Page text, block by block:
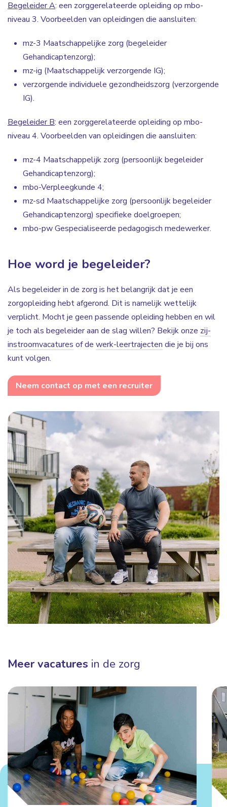
Begeleider A: een zorggerelateerde opleiding op mbo-
niveau 3. Voorbeelden van opleidingen die aansluiten:
mz-3 Maatschappelijke zorg (begeleider
Gehandicaptenzorg);
mz-ig (Maatschappelijk verzorgende IG);
verzorgende individuele gezondheidszorg (verzorgende
IG).
Begeleider B: een zorggerelateerde opleiding op mbo-
niveau 4. Voorbeelden van opleidingen die aansluiten:
mz-4 Maatschappelijk zorg (persoonlijk begeleider
Gehandicaptenzorg);
mbo-Verpleegkunde 4;
mz-sd Maatschappelijke zorg (persoonlijk begeleider
Gehandicaptenzorg) specifieke doelgroepen;
mbo-pw Gespecialiseerde pedagogisch medewerker.
Hoe word je begeleider?
Als begeleider in de zorg is het belangrijk dat je een
zorgopleiding hebt afgerond. Dit is namelijk wettelijk
verplicht. Mocht je geen passende opleiding hebben en wil
je toch als begeleider aan de slag willen? Bekijk onze zij-
instroomvacatures of de werk-leertrajecten die je bij ons
kunt volgen.
Neem contact op met een recruiter
Meer vacatures in de zorg